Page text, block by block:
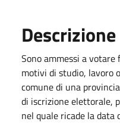
Descrizione
Sono ammessi a
motivi di studio, lavoro
comune di una
di iscrizione elettorale,
nel quale ricade la data